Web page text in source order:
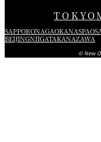
TOKYO
SAPPORONAGAOKANASPA
BEIJINGNIIGATAKANAZAWA
© New